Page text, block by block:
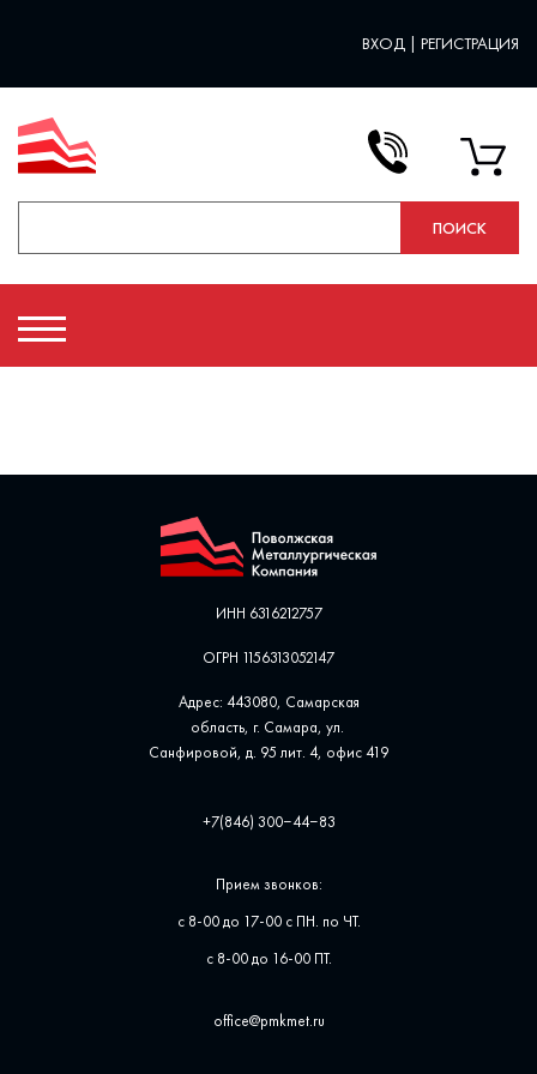
ВХОД | РЕГИСТРАЦИЯ
ИНН 6316212757
ОГРН 1156313052147
Адрес: 443080, Самарская
область, г. Самара, ул. ​
Санфировой, д. 95 лит. 4, офис ​419
+7(846) 300‒44‒83
Прием звонков:
с 8-00 до 17-00 с ПН. по ЧТ.
с 8-00 до 16-00 ПТ.
office@pmkmet.ru